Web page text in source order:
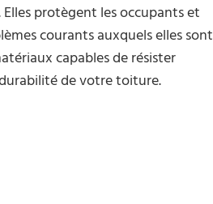
protègent les occupants et
courants auxquels elles sont
capables de résister
de votre toiture.